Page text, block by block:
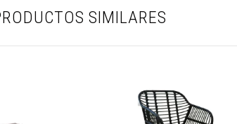
SIMILARES